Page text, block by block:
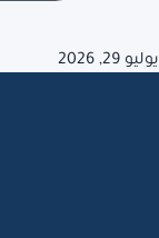
يوليو 29, 2026